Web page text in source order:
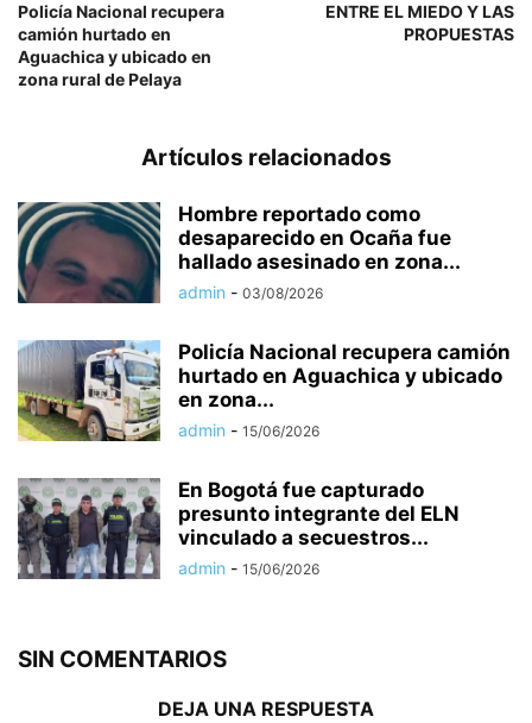
Policía Nacional recupera
camión hurtado en
Aguachica y ubicado en
zona rural de Pelaya
ENTRE EL MIEDO Y LAS
PROPUESTAS
Artículos relacionados
Hombre reportado como
desaparecido en Ocaña fue
hallado asesinado en zona...
admin - 03/08/2026
Policía Nacional recupera camión
hurtado en Aguachica y ubicado
en zona...
admin - 15/06/2026
En Bogotá fue capturado
presunto integrante del ELN
vinculado a secuestros...
admin - 15/06/2026
SIN COMENTARIOS
DEJA UNA RESPUESTA